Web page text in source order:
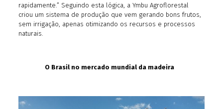
rapidamente.” Seguindo esta lógica, a Ymbu Agroflorestal
criou um sistema de produção que vem gerando bons frutos,
sem irrigação, apenas otimizando os recursos e processos
naturais.
O Brasil no mercado mundial da madeira